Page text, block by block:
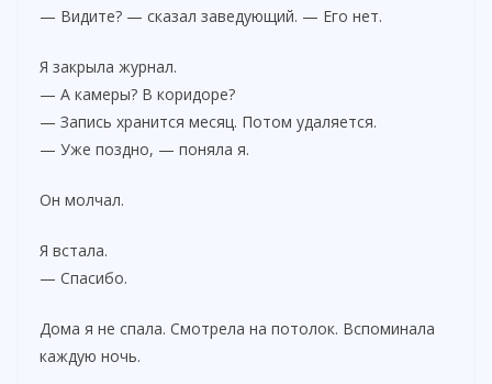
— Видите? — сказал заведующий. — Его нет.
Я закрыла журнал.
— А камеры? В коридоре?
— Запись хранится месяц. Потом удаляется.
— Уже поздно, — поняла я.
Он молчал.
Я встала.
— Спасибо.
Дома я не спала. Смотрела на потолок. Вспоминала
каждую ночь.